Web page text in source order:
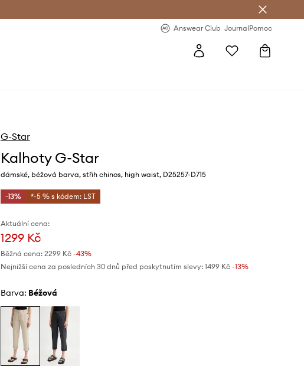
Answear Club JournalPomoc
G-Star
Kalhoty G-Star
dámské, béžová barva, střih chinos, high waist, D25257-D715
-13% *-5 % s kódem: LST
Aktuální cena:
1299 Kč
Běžná cena: 2299 Kč-43%
Nejnižší cena za posledních 30 dnů před poskytnutím slevy: 1499 Kč -13%
Barva: béžová